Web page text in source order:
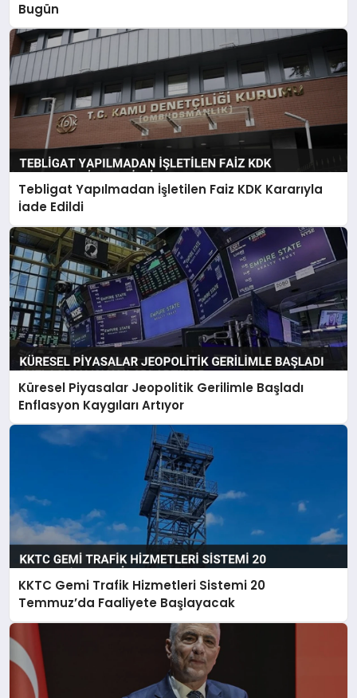
Bugün
Tebligat Yapılmadan İşletilen Faiz KDK Kararıyla
İade Edildi
Küresel Piyasalar Jeopolitik Gerilimle Başladı
Enflasyon Kaygıları Artıyor
KKTC Gemi Trafik Hizmetleri Sistemi 20
Temmuz’da Faaliyete Başlayacak